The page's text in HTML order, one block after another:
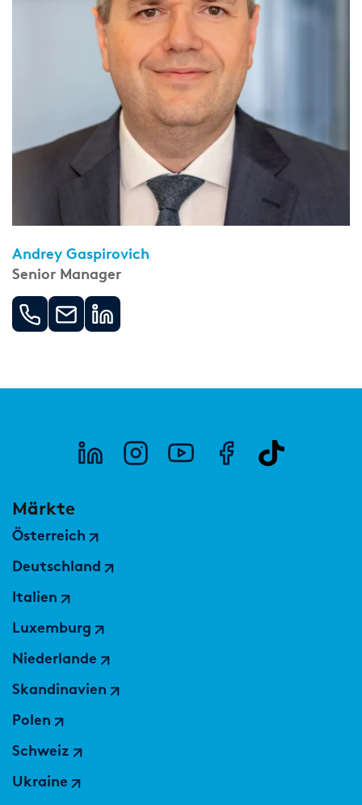
Andrey Gaspirovich
Senior Manager
Märkte
Österreich
Deutschland
Italien
Luxemburg
Niederlande
Skandinavien
Polen
Schweiz
Ukraine